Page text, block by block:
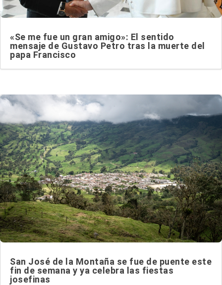
«Se me fue un gran amigo»: El sentido
mensaje de Gustavo Petro tras la muerte del
papa Francisco
San José de la Montaña se fue de puente este
fin de semana y ya celebra las fiestas
josefinas